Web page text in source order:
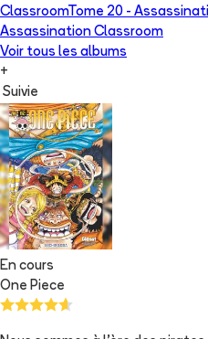
ClassroomTome 20 -
Assassination Classroom
Voir tous les albums
+
Suivie
En cours
One Piece